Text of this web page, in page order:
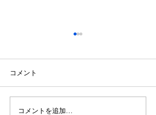
空気階段・鈴木もぐらさん
重123キロから85キロへ、マ
イナス38キロのダイエットに
コメント
コメントを追加…